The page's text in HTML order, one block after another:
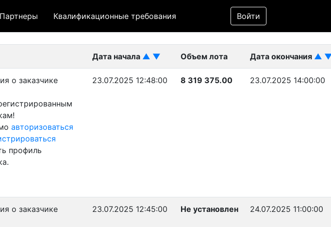
Партнеры Квалификационные требования Войти
Фильтр
Дата начала ▲ ▼ Объем лота Дата окончания ▲
о заказчике
авторизоваться
профиль
23.07.2025 12:48:00 8 319 375.00 23.07.2025 14:00:00
о заказчике
23.07.2025 12:45:00 Не установлен 24.07.2025 11:00:00